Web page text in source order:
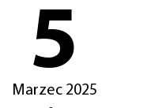
5
Marzec 2025